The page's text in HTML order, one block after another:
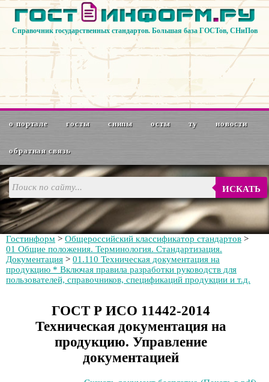
Справочник государственных стандартов. Большая база ГОСТов, СНиПов
о портале госты снипы осты ту новости
обратная связь
ИСКАТЬ
Гостинформ > Общероссийский классификатор стандартов >
01 Общие положения. Терминология. Стандартизация.
Документация > 01.110 Техническая документация на
продукцию * Включая правила разработки руководств для
пользователей, справочников, спецификаций продукции и т.д.
ГОСТ Р ИСО 11442-2014
Техническая документация на
продукцию. Управление
документацией